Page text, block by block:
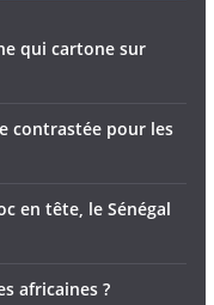
qui cartone sur
contrastée pour les
en tête, le Sénégal
africaines ?